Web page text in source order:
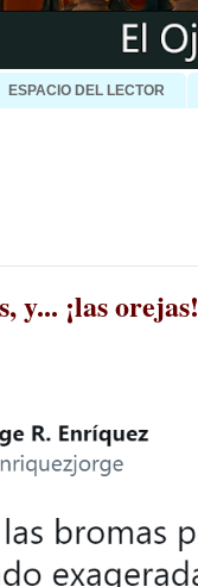
ESPACIO DEL LECTOR
y... ¡las orejas!